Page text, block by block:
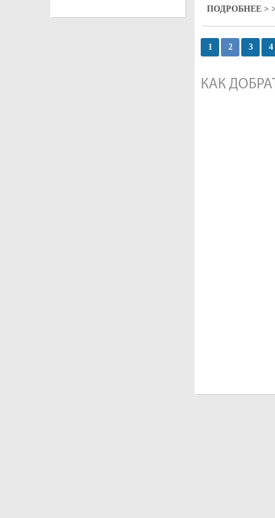
ПОДРОБНЕЕ >
1 2 3 4
КАК